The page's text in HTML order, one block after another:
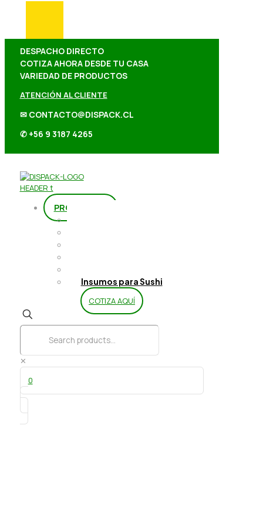
DESPACHO DIRECTO
COTIZA AHORA DESDE TU CASA
VARIEDAD DE PRODUCTOS
ATENCIÓN AL CLIENTE
✉ CONTACTO@DISPACK.CL
✆ +56 9 3187 4265
PRODUCTOS
Insumos para Sushi
COTIZA AQUÍ
✕
0